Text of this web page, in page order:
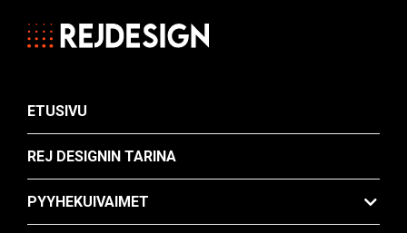
ETUSIVU
REJ DESIGNIN TARINA
PYYHEKUIVAIMET